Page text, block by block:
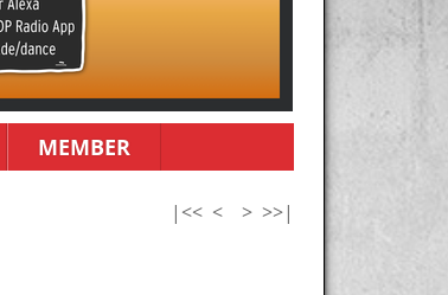
MEMBER
|<< < > >>|